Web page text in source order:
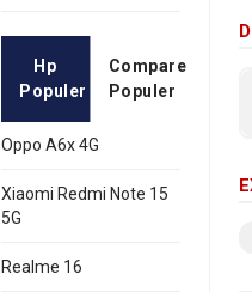
Hp
Populer
Compare
Populer
Oppo A6x 4G
Xiaomi Redmi Note 15
5G
Realme 16